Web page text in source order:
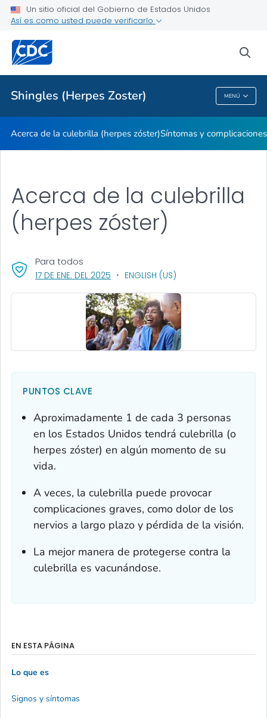
Un sitio oficial del Gobierno de Estados Unidos
Así es como usted puede verificarlo
Shingles (Herpes Zoster) MENÚ
Temas relacionados
Shingles (Herpes Zoster)
Acerca de la culebrilla (herpes zóster)Síntomas y
Acerca de la culebrilla
(herpes zóster)
17 DE ENE. DEL 2025 , VISIT LINK FOR DETAILS.
ENGLISH (US)
Para todos
PUNTOS CLAVE
Aproximadamente 1 de cada 3 personas
en los Estados Unidos tendrá culebrilla (o
herpes zóster) en algún momento de su
vida.
A veces, la culebrilla puede provocar
complicaciones graves, como dolor de los
nervios a largo plazo y pérdida de la visión.
La mejor manera de protegerse contra la
culebrilla es vacunándose.
EN ESTA PÁGINA
Lo que es
Signos y síntomas